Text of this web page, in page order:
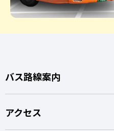
バス路線案内
アクセス